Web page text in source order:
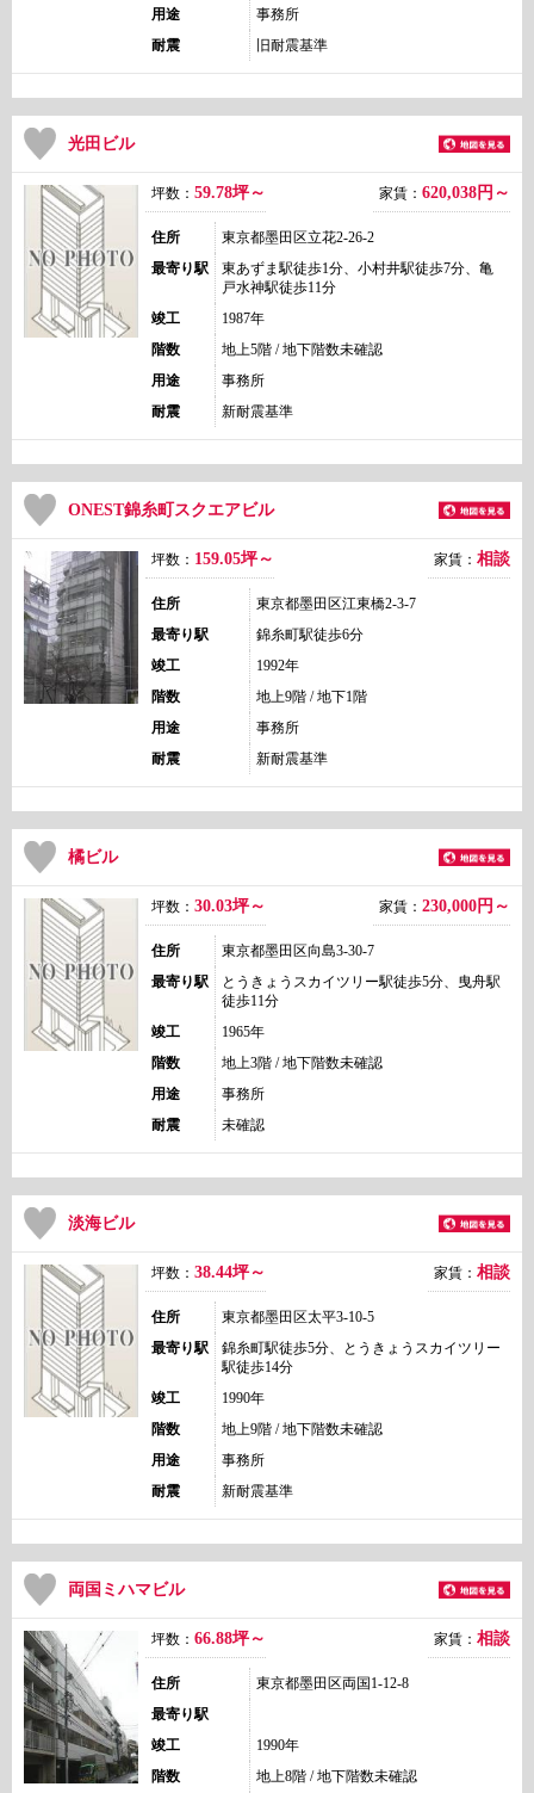
用途
事務所
耐震
旧耐震基準
光田ビル
坪数： 59.78坪～ 家賃： 620,038 円～
住所
東京都墨田区立花2-26-2
最寄り駅
東あずま駅徒歩1分、小村井駅徒歩7分、亀
戸水神駅徒歩11分
竣工
1987年
階数
地上5階 / 地下階数未確認
用途
事務所
耐震
新耐震基準
ONEST錦糸町スクエアビル
坪数： 159.05坪～ 家賃： 相談
住所
東京都墨田区江東橋2-3-7
最寄り駅
錦糸町駅徒歩6分
竣工
1992年
階数
地上9階 / 地下1階
用途
事務所
耐震
新耐震基準
橘ビル
坪数： 30.03坪～ 家賃： 230,000 円～
住所
東京都墨田区向島3-30-7
最寄り駅
とうきょうスカイツリー駅徒歩5分、曳舟駅
徒歩11分
竣工
1965年
階数
地上3階 / 地下階数未確認
用途
事務所
耐震
未確認
淡海ビル
坪数： 38.44坪～ 家賃： 相談
住所
東京都墨田区太平3-10-5
最寄り駅
錦糸町駅徒歩5分、とうきょうスカイツリー
駅徒歩14分
竣工
1990年
階数
地上9階 / 地下階数未確認
用途
事務所
耐震
新耐震基準
両国ミハマビル
坪数： 66.88坪～ 家賃： 相談
住所
東京都墨田区両国1-12-8
最寄り駅
竣工
1990年
階数
地上8階 / 地下階数未確認